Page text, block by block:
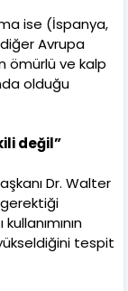
ise (İspanya,
Avrupa
ömürlü ve kalp
olduğu
değil”
Dr. Walter
tespit